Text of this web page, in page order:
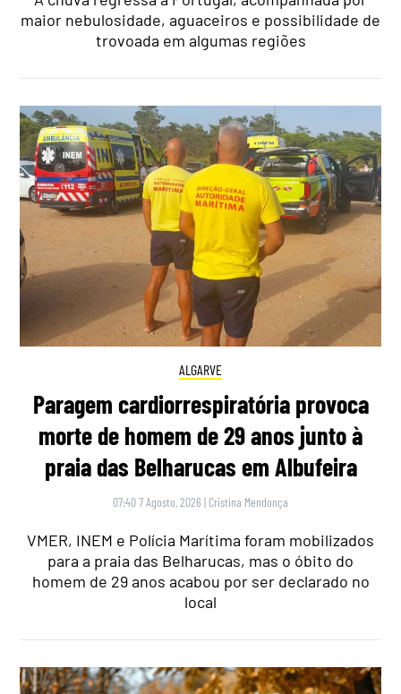
maior nebulosidade, aguaceiros e possibilidade de
trovoada em algumas regiões
ALGARVE
Paragem cardiorrespiratória provoca
morte de homem de 29 anos junto à
praia das Belharucas em Albufeira
07:40 7 Agosto, 2026 | Cristina Mendonça
VMER, INEM e Polícia Marítima foram mobilizados
para a praia das Belharucas, mas o óbito do
homem de 29 anos acabou por ser declarado no
local